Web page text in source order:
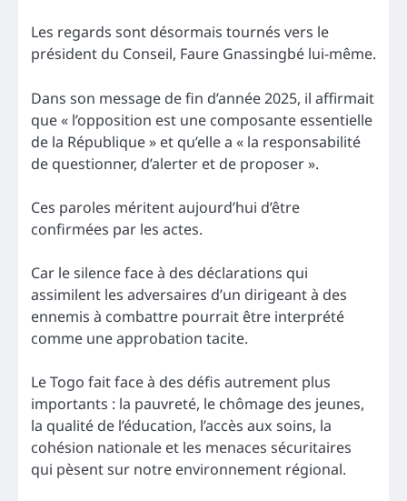
Les regards sont désormais tournés vers le
président du Conseil, Faure Gnassingbé lui-même.
Dans son message de fin d’année 2025, il affirmait
que « l’opposition est une composante essentielle
de la République » et qu’elle a « la responsabilité
de questionner, d’alerter et de proposer ».
Ces paroles méritent aujourd’hui d’être
confirmées par les actes.
Car le silence face à des déclarations qui
assimilent les adversaires d’un dirigeant à des
ennemis à combattre pourrait être interprété
comme une approbation tacite.
Le Togo fait face à des défis autrement plus
importants : la pauvreté, le chômage des jeunes,
la qualité de l’éducation, l’accès aux soins, la
cohésion nationale et les menaces sécuritaires
qui pèsent sur notre environnement régional.